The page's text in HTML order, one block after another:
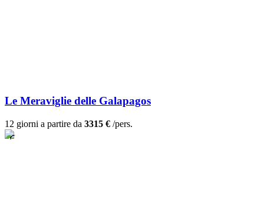
Le Meraviglie delle Galapagos
12 giorni a partire da 3315 € /pers.